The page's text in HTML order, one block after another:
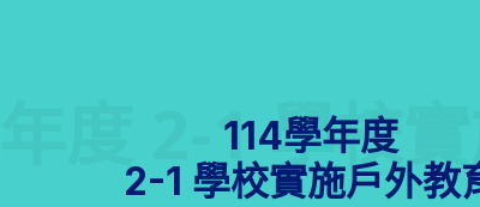
年度 2-1 學校實
114學年度
2-1 學校實施戶外教